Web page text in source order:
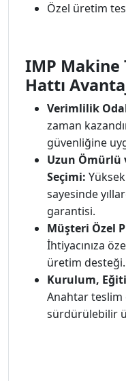
Özel üretim
IMP
Hattı
Verimlilik
zaman
güvenliğine
Uzun Ömürlü
Seçimi:
sayesinde
garantisi.
Müşteri Özel
İhtiyacınıza
üretim desteği.
Kurulum,
Anahtar teslim
sürdürülebilir